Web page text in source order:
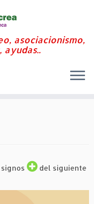
asociacionismo,
ayudas..
signos
del siguiente